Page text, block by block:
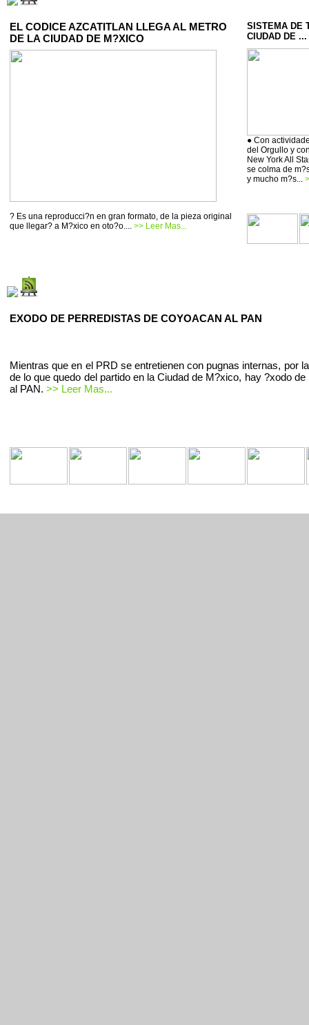
EL CODICE AZCATITLAN LLEGA AL METRO
DE LA CIUDAD DE M?XICO
? Es una reproducci?n en gran formato, de la pieza original
que llegar? a M?xico en oto?o.... >> Leer Mas...
SISTEMA DE
CIUDAD DE ...
● Con
del Orgullo y
New York All
se colma de
y mucho m?s...
EXODO DE PERREDISTAS DE COYOACAN AL PAN
Mientras que en el PRD se entretienen con pugnas internas, por
de lo que quedo del partido en la Ciudad de M?xico, hay ?xodo de
al PAN. >> Leer Mas...